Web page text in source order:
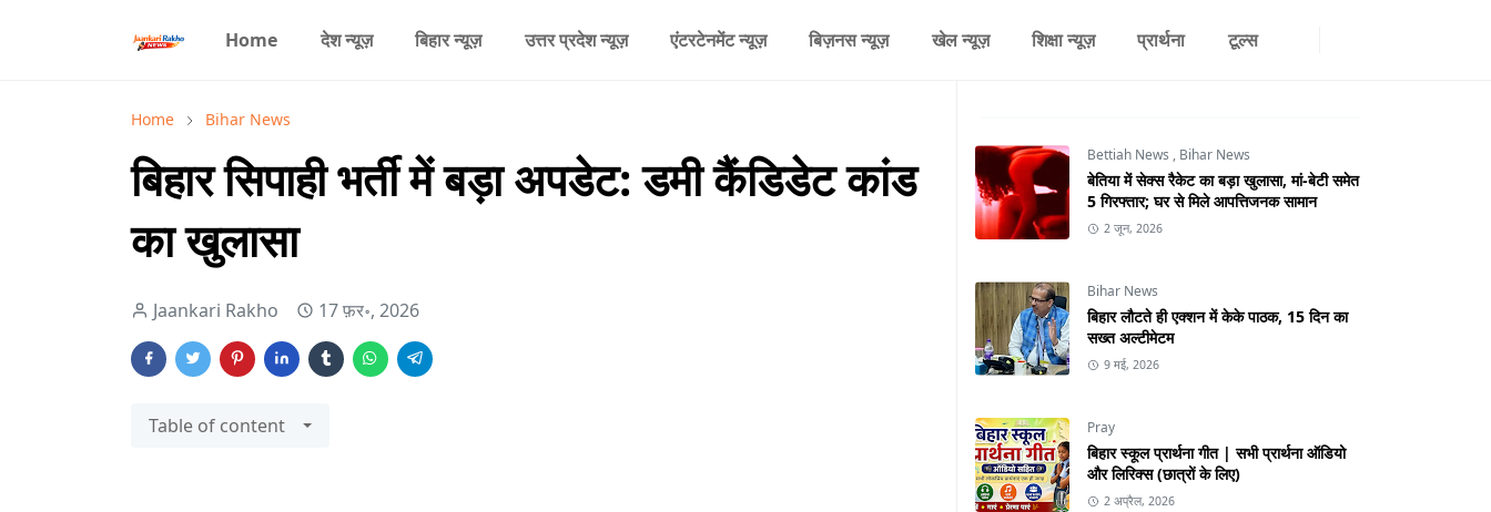
Home देश न्यूज़ बिहार न्यूज़ उत्तर प्रदेश न्यूज़ एंटरटेनमेंट न्यूज़ बिज़नस न्यूज़ खेल न्यूज़ शिक्षा न्यूज़ प्रार्थना टूल्स
Home Bihar News
बिहार सिपाही भर्ती में बड़ा अपडेट: डमी कैंडिडेट कांड
का खुलासा
Jaankari Rakho 17 फ़र॰, 2026
Table of content
Bettiah News , Bihar News
बेतिया में सेक्स रैकेट का बड़ा खुलासा, मां-बेटी समेत
5 गिरफ्तार; घर से मिले आपत्तिजनक सामान
2 जून, 2026
Bihar News
बिहार लौटते ही एक्शन में केके पाठक, 15 दिन का
सख्त अल्टीमेटम
9 मई, 2026
Pray
बिहार स्कूल प्रार्थना गीत | सभी प्रार्थना ऑडियो
और लिरिक्स (छात्रों के लिए)
2 अप्रैल, 2026